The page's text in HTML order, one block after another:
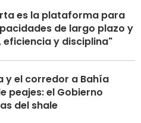
es la plataforma para
de largo plazo y
y disciplina"
y el corredor a Bahía
peajes: el Gobierno
del shale